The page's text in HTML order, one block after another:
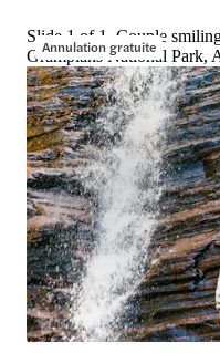
Annulation gratuite
Slide 1 of 1, Couple
Grampians National Park,